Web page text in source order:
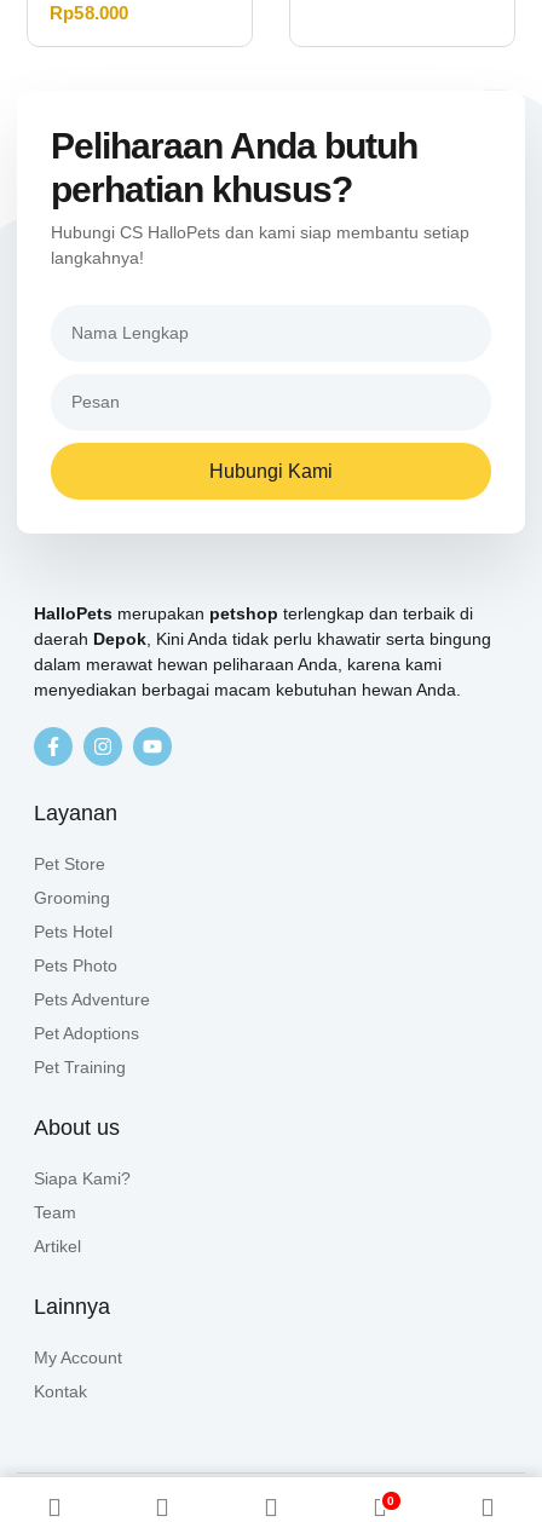
Rp58.000
Peliharaan Anda butuh
perhatian khusus?
Hubungi CS HalloPets dan kami siap membantu setiap
langkahnya!
Hubungi Kami
HalloPets merupakan petshop terlengkap dan terbaik di
daerah Depok , Kini Anda tidak perlu khawatir serta bingung
dalam merawat hewan peliharaan Anda, karena kami
menyediakan berbagai macam kebutuhan hewan Anda.
Layanan
Pet Store
Grooming
Pets Hotel
Pets Photo
Pets Adventure
Pet Adoptions
Pet Training
About us
Siapa Kami?
Team
Artikel
Lainnya
My Account
Kontak
Copyright © 2024, All rights reserved. Powered byHalloPets
0